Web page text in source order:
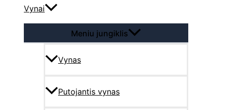
Vynai
Meniu jungiklis
Vynas
Putojantis vynas